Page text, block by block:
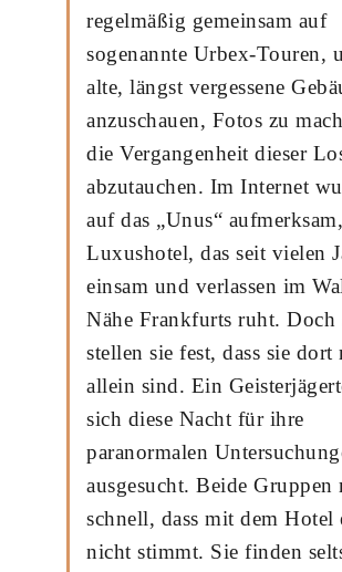
regelmäßig gemeinsam auf
sogenannte Urbex-Touren,
alte, längst vergessene
anzuschauen, Fotos zu
die Vergangenheit dieser
abzutauchen. Im Internet
auf das „Unus“
Luxushotel, das seit vielen
einsam und verlassen im
Nähe Frankfurts ruht. Doch
stellen sie fest, dass sie dort
allein sind. Ein
sich diese Nacht für ihre
paranormalen
ausgesucht. Beide Gruppen
schnell, dass mit dem Hotel
nicht stimmt. Sie finden